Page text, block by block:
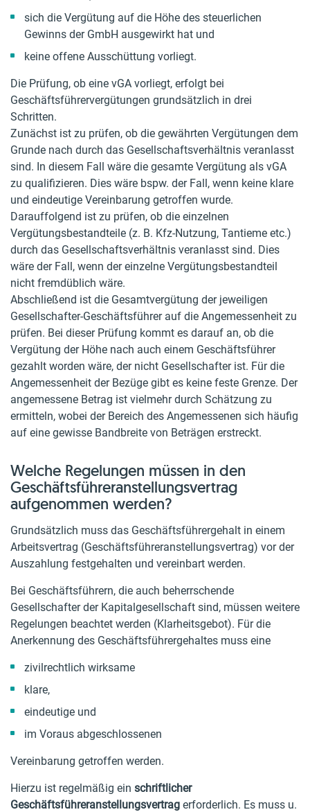
sich die Vergütung auf die Höhe des steuerlichen
Gewinns der GmbH ausgewirkt hat und
keine offene Ausschüttung vorliegt.
Die Prüfung, ob eine vGA vorliegt, erfolgt bei
Geschäftsführervergütungen grundsätzlich in drei
Schritten.
Zunächst ist zu prüfen, ob die gewährten Vergütungen dem
Grunde nach durch das Gesellschaftsverhältnis veranlasst
sind. In diesem Fall wäre die gesamte Vergütung als vGA
zu qualifizieren. Dies wäre bspw. der Fall, wenn keine klare
und eindeutige Vereinbarung getroffen wurde.
Darauffolgend ist zu prüfen, ob die einzelnen
Vergütungsbestandteile (z. B. Kfz-Nutzung, Tantieme etc.)
durch das Gesellschaftsverhältnis veranlasst sind. Dies
wäre der Fall, wenn der einzelne Vergütungsbestandteil
nicht fremdüblich wäre.
Abschließend ist die Gesamtvergütung der jeweiligen
Gesellschafter-Geschäftsführer auf die Angemessenheit zu
prüfen. Bei dieser Prüfung kommt es darauf an, ob die
Vergütung der Höhe nach auch einem Geschäftsführer
gezahlt worden wäre, der nicht Gesellschafter ist. Für die
Angemessenheit der Bezüge gibt es keine feste Grenze. Der
angemessene Betrag ist vielmehr durch Schätzung zu
ermitteln, wobei der Bereich des Angemessenen sich häufig
auf eine gewisse Bandbreite von Beträgen erstreckt.
Welche Regelungen müssen in den
Geschäftsführeranstellungsvertrag
aufgenommen werden?
Grundsätzlich muss das Geschäftsführergehalt in einem
Arbeitsvertrag (Geschäftsführeranstellungsvertrag) vor der
Auszahlung festgehalten und vereinbart werden.
Bei Geschäftsführern, die auch beherrschende
Gesellschafter der Kapitalgesellschaft sind, müssen weitere
Regelungen beachtet werden (Klarheitsgebot). Für die
Anerkennung des Geschäftsführergehaltes muss eine
zivilrechtlich wirksame
klare,
eindeutige und
im Voraus abgeschlossenen
Vereinbarung getroffen werden.
Hierzu ist regelmäßig ein schriftlicher
Geschäftsführeranstellungsvertrag erforderlich. Es muss u.